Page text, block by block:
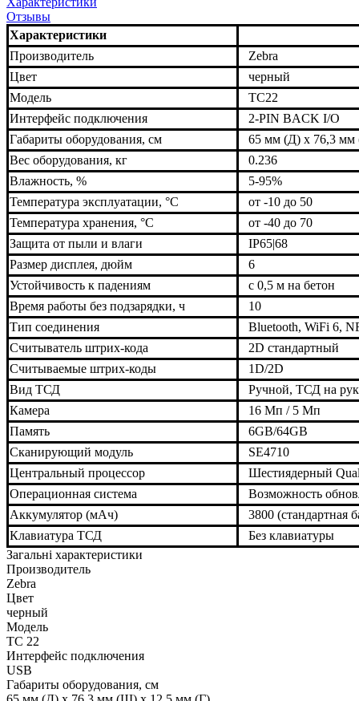
Отзывы
Характеристики
Производитель
Zebra
Цвет
черный
Модель
TC22
Интерфейс подключения
2-PIN BACK I/O
Габариты оборудования, см
65 мм (Д) x 76,3
Вес оборудования, кг
0.236
Влажность, %
5-95%
Температура эксплуатации, °C
от -10 до 50
Температура хранения, °C
от -40 до 70
Защита от пыли и влаги
IP65|68
Размер дисплея, дюйм
6
Устойчивость к падениям
с 0,5 м на бетон
Время работы без подзарядки, ч
10
Тип соединения
Bluetooth, WiFi 6,
Считыватель штрих-кода
2D стандартный
Считываемые штрих-коды
1D/2D
Вид ТСД
Ручной, ТСД на
Камера
16 Мп / 5 Мп
Память
6GB/64GB
Сканирующий модуль
SE4710
Центральный процессор
Шестиядерный
Операционная система
Возможность
Аккумулятор (мАч)
3800 (стандартная
Клавиатура ТСД
Без клавиатуры
Загальні характеристики
Производитель
Zebra
Цвет
черный
Модель
TC 22
Интерфейс подключения
USB
Габариты оборудования, см